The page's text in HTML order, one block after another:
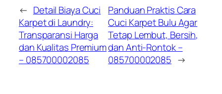
← Detail Biaya Cuci
Karpet di Laundry:
Transparansi Harga
dan Kualitas Premium
– 085700002085
Panduan Praktis Cara
Cuci Karpet Bulu Agar
Tetap Lembut, Bersih,
dan Anti-Rontok –
085700002085 →